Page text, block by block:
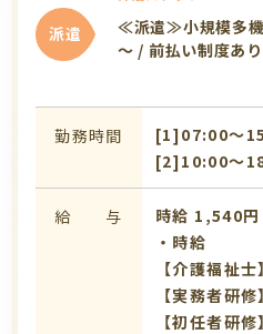
派遣
≪派遣≫小規模多機
～ / 前払い制度あ
勤務時間
[1]07:00〜
[2]10:00〜
給 与
時給 1,540
・時給
【介護福祉
【実務者研
【初任者研